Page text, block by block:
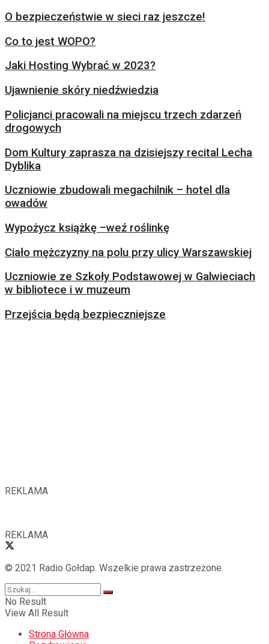
O bezpieczeństwie w sieci raz jeszcze!
Co to jest WOPO?
Jaki Hosting Wybrać w 2023?
Ujawnienie skóry niedźwiedzia
Policjanci pracowali na miejscu trzech zdarzeń
drogowych
Dom Kultury zaprasza na dzisiejszy recital Lecha
Dyblika
Uczniowie zbudowali megachilnik – hotel dla
owadów
Wypożycz książkę –weź roślinkę
Ciało mężczyzny na polu przy ulicy Warszawskiej
Uczniowie ze Szkoły Podstawowej w Galwieciach
w bibliotece i w muzeum
Przejścia będą bezpieczniejsze
REKLAMA
REKLAMA
© 2021 Radio Gołdap. Wszelkie prawa zastrzeżone.
No Result
View All Result
Strona Główna